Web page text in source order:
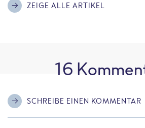
ZEIGE ALLE ARTIKEL
16
SCHREIBE EINEN KOMMENTAR